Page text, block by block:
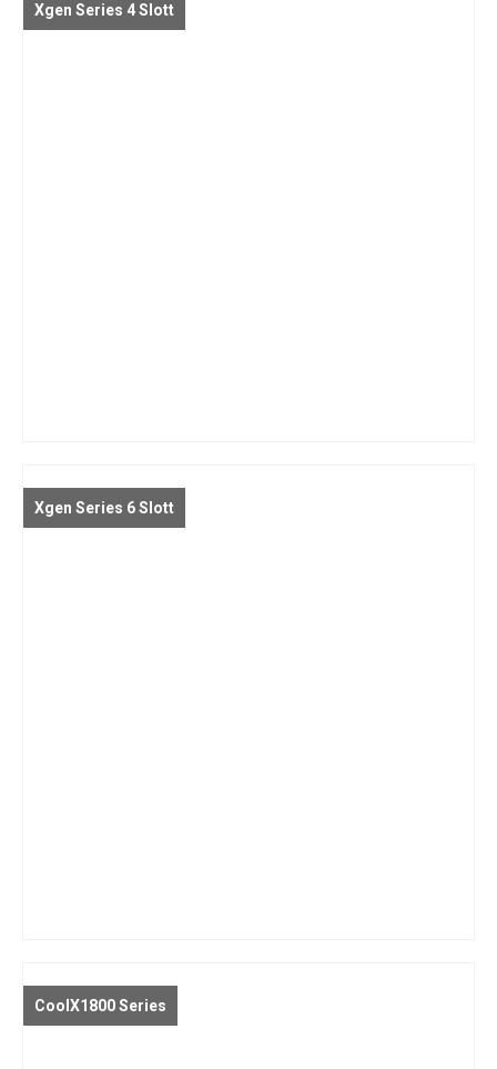
Xgen Series 4 Slott
Xgen Series 6 Slott
CoolX1800 Series